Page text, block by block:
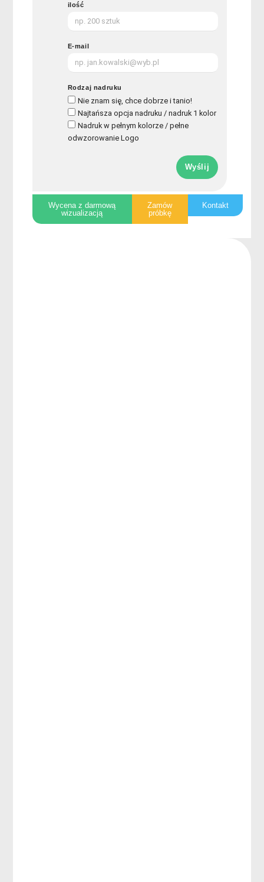
ilość
E-mail
Rodzaj nadruku
Nie znam się, chce dobrze i tanio!
Najtańsza opcja nadruku / nadruk 1 kolor
Nadruk w pełnym kolorze / pełne
odwzorowanie Logo
Wyślij
Wycena z darmową
wizualizacją
Zamów
próbkę
Kontakt